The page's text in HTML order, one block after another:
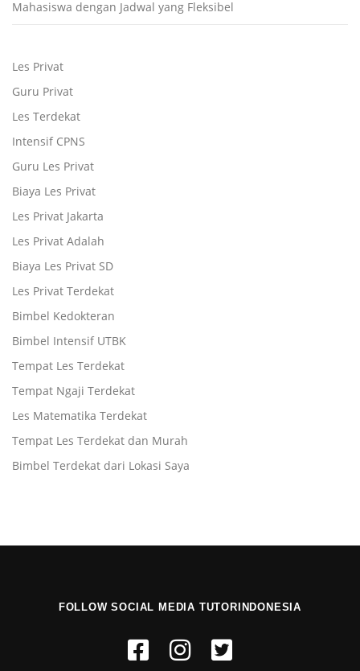
Mahasiswa dengan Jadwal yang Fleksibel
Les Privat
Guru Privat
Les Terdekat
Intensif CPNS
Guru Les Privat
Biaya Les Privat
Les Privat Jakarta
Les Privat Adalah
Biaya Les Privat SD
Les Privat Terdekat
Bimbel Kedokteran
Bimbel Intensif UTBK
Tempat Les Terdekat
Tempat Ngaji Terdekat
Les Matematika Terdekat
Tempat Les Terdekat dan Murah
Bimbel Terdekat dari Lokasi Saya
FOLLOW SOCIAL MEDIA TUTORINDONESIA